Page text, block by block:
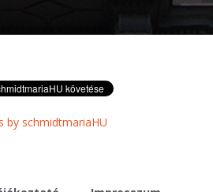
by schmidtmariaHU